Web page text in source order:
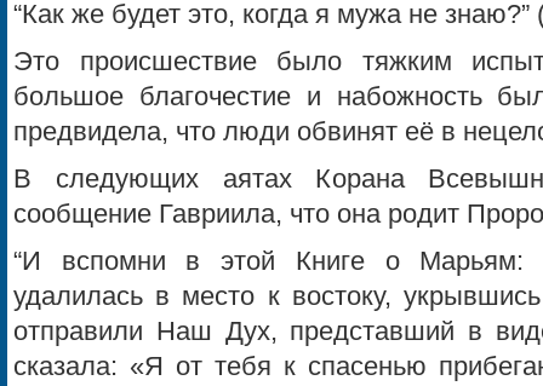
“Как же будет это, когда я мужа не знаю?”
Это происшествие было тяжким
большое благочестие и набожность
предвидела, что люди обвинят её в
В следующих аятах Корана
сообщение Гавриила, что она родит
“И вспомни в этой Книге о Марьям:
удалилась в место к востоку,
отправили Наш Дух, представший в
сказала: «Я от тебя к спасенью